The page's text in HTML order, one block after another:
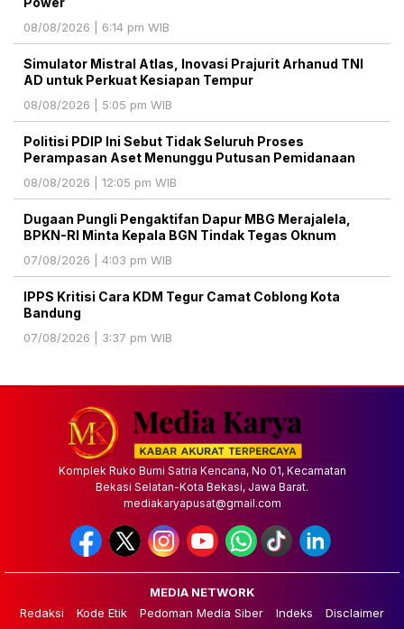
08/08/2026 | 6:14 pm WIB
Simulator Mistral Atlas, Inovasi Prajurit Arhanud TNI
AD untuk Perkuat Kesiapan Tempur
08/08/2026 | 5:05 pm WIB
Politisi PDIP Ini Sebut Tidak Seluruh Proses
Perampasan Aset Menunggu Putusan Pemidanaan
08/08/2026 | 12:05 pm WIB
Dugaan Pungli Pengaktifan Dapur MBG Merajalela,
BPKN-RI Minta Kepala BGN Tindak Tegas Oknum
07/08/2026 | 4:03 pm WIB
IPPS Kritisi Cara KDM Tegur Camat Coblong Kota
Bandung
07/08/2026 | 3:37 pm WIB
Komplek Ruko Bumi Satria Kencana, No 01, Kecamatan
Bekasi Selatan-Kota Bekasi, Jawa Barat.
mediakaryapusat@gmail.com
MEDIA NETWORK
Redaksi
Kode Etik Pedoman Media Siber Indeks
Disclaimer